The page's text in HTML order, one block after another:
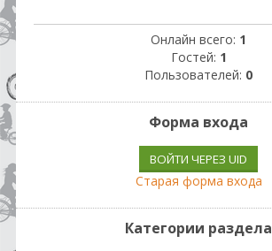
Онлайн всего: 1
Гостей: 1
Пользователей: 0
Форма входа
ВОЙТИ ЧЕРЕЗ UID
Старая форма входа
Категории раздела